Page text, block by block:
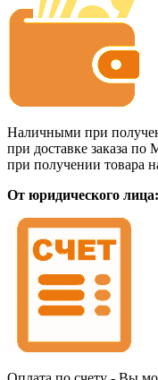
Наличными при
при доставке заказа
при получении товара
От юридического лица: